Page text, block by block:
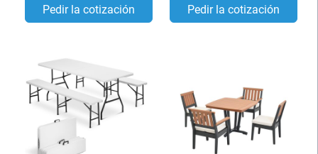
Pedir la cotización Pedir la cotización